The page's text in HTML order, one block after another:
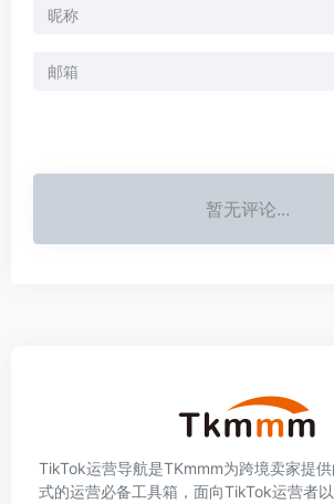
暂无评论...
TikTok运营导航是TKmmm为跨境卖家提
式的运营必备工具箱，面向TikTok运营者